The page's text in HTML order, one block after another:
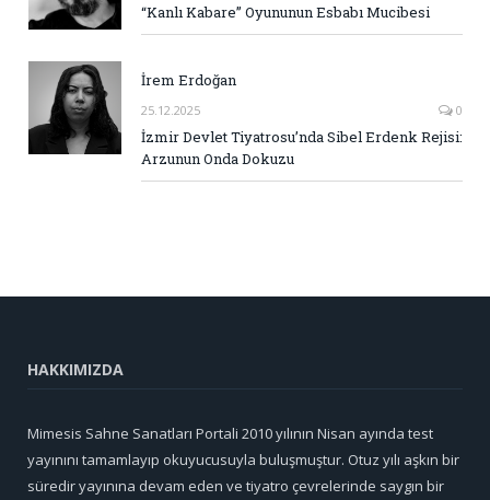
“Kanlı Kabare” Oyununun Esbabı Mucibesi
İrem Erdoğan
25.12.2025 0
İzmir Devlet Tiyatrosu’nda Sibel Erdenk Rejisi:
Arzunun Onda Dokuzu
HAKKIMIZDA
Mimesis Sahne Sanatları Portali 2010 yılının Nisan ayında test
yayınını tamamlayıp okuyucusuyla buluşmuştur. Otuz yılı aşkın bir
süredir yayınına devam eden ve tiyatro çevrelerinde saygın bir